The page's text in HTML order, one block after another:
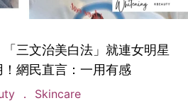
三文治美白法」就連女明星
網民直言：一用有感
Skincare